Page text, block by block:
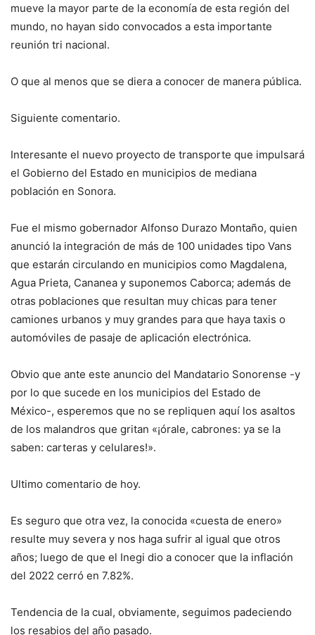
mueve la mayor parte de la economía de esta región del
mundo, no hayan sido convocados a esta importante
reunión tri nacional.
O que al menos que se diera a conocer de manera pública.
Siguiente comentario.
Interesante el nuevo proyecto de transporte que impulsará
el Gobierno del Estado en municipios de mediana
población en Sonora.
Fue el mismo gobernador Alfonso Durazo Montaño, quien
anunció la integración de más de 100 unidades tipo Vans
que estarán circulando en municipios como Magdalena,
Agua Prieta, Cananea y suponemos Caborca; además de
otras poblaciones que resultan muy chicas para tener
camiones urbanos y muy grandes para que haya taxis o
automóviles de pasaje de aplicación electrónica.
Obvio que ante este anuncio del Mandatario Sonorense -y
por lo que sucede en los municipios del Estado de
México-, esperemos que no se repliquen aquí los asaltos
de los malandros que gritan «¡órale, cabrones: ya se la
saben: carteras y celulares!».
Ultimo comentario de hoy.
Es seguro que otra vez, la conocida «cuesta de enero»
resulte muy severa y nos haga sufrir al igual que otros
años; luego de que el Inegi dio a conocer que la inflación
del 2022 cerró en 7.82%.
Tendencia de la cual, obviamente, seguimos padeciendo
los resabios del año pasado.